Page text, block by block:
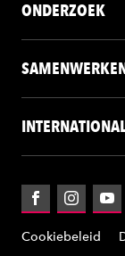
ONDERZOEK
FacebookInstagram
Cookiebeleid